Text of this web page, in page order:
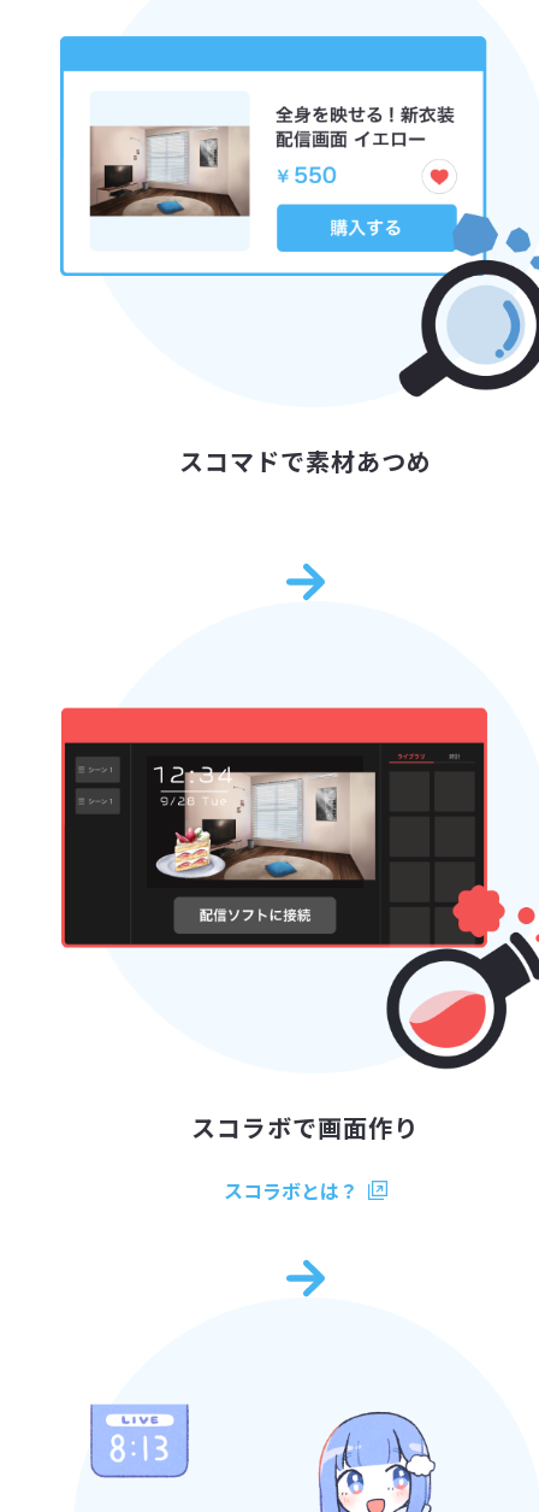
スコマドで素材あつめ
スコラボで画面作り
スコラボとは？